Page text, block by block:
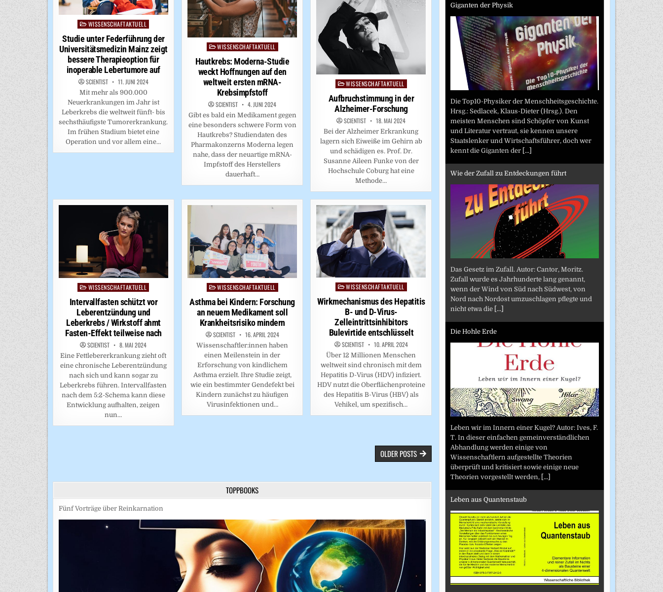
Posted
in
WISSENSCHAFTAKTUELL
Studie unter Federführung der
Universitätsmedizin Mainz zeigt
bessere Therapieoption für
inoperable Lebertumore auf
SCIENTIST 11. JUNI 2024
Mit mehr als 900.000
Neuerkrankungen im Jahr ist
Leberkrebs die weltweit fünft- bis
sechsthäufigste Tumorerkrankung.
Im frühen Stadium bietet eine
Operation und vor allem eine…
Posted
in
WISSENSCHAFTAKTUELL
Hautkrebs: Moderna-Studie
weckt Hoffnungen auf den
weltweit ersten mRNA-
Krebsimpfstoff
SCIENTIST 4. JUNI 2024
Gibt es bald ein Medikament gegen
eine besonders schwere Form von
Hautkrebs? Studiendaten des
Pharmakonzerns Moderna legen
nahe, dass der neuartige mRNA-
Impfstoff des Herstellers
dauerhaft…
Posted
in
WISSENSCHAFTAKTUELL
Aufbruchstimmung in der
Alzheimer-Forschung
SCIENTIST 18. MAI 2024
Bei der Alzheimer Erkrankung
lagern sich Eiweiße im Gehirn ab
und schädigen es. Prof. Dr.
Susanne Aileen Funke von der
Hochschule Coburg hat eine
Methode…
PostedWISSENSCHAFTAKTUELL
Intervallfasten schützt vor
Leberentzündung und
Leberkrebs / Wirkstoff ahmt
Fasten-Effekt teilweise nach
SCIENTIST 8. MAI 2024
Eine Fettlebererkrankung zieht oft
eine chronische Leberentzündung
nach sich und kann sogar zu
Leberkrebs führen. Intervallfasten
nach dem 5:2-Schema kann diese
Entwicklung aufhalten, zeigen
nun…
PostedWISSENSCHAFTAKTUELL
Asthma bei Kindern: Forschung
an neuem Medikament soll
Krankheitsrisiko mindern
SCIENTIST 16. APRIL 2024
Wissenschaftler:innen haben
einen Meilenstein in der
Erforschung von kindlichem
Asthma erzielt. Ihre Studie zeigt,
wie ein bestimmter Gendefekt bei
Kindern zunächst zu häufigen
Virusinfektionen und…
PostedWISSENSCHAFTAKTUELL
Wirkmechanismus des Hepatitis
B- und D-Virus-
Zelleintrittsinhibitors
Bulevirtide entschlüsselt
SCIENTIST 10. APRIL 2024
Über 12 Millionen Menschen
weltweit sind chronisch mit dem
Hepatitis D-Virus (HDV) infiziert.
HDV nutzt die Oberflächenproteine
des Hepatitis B-Virus (HBV) als
Vehikel, um spezifisch…
OLDER POSTS
TOPPBOOKS
Fünf Vorträge über Reinkarnation
Giganten der Physik
Die Top10-Physiker der Menschheitsgeschichte.
Hrsg.: Sedlacek, Klaus-Dieter (Hrsg.). Den
meisten Menschen sind Schöpfer von Kunst
und Literatur vertraut, sie kennen unsere
Staatslenker und Wirtschaftsführer, doch wer
kennt die Giganten der [...]
Wie der Zufall zu Entdeckungen führt
Das Gesetz im Zufall. Autor: Cantor, Moritz.
Zufall wurde es Jahrhunderte lang genannt,
wenn der Wind von Süd nach Südwest, von
Nord nach Nordost umzuschlagen pflegte und
nicht etwa die [...]
Die Hohle Erde
Leben wir im Innern einer Kugel? Autor: Ives, F.
T. In dieser einfachen gemeinverständlichen
Abhandlung werden einige von
Wissenschaftlern aufgestellte Theorien
überprüft und kritisiert sowie einige neue
Theorien vorgestellt werden, [...]
Leben aus Quantenstaub